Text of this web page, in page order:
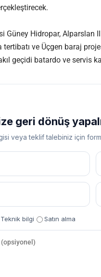
Güney Hidropar, Alparslan
ve Üçgen baraj
geçidi batardo ve servis
geri dönüş
veya teklif talebiniz için
Teknik bilgi Satın alma